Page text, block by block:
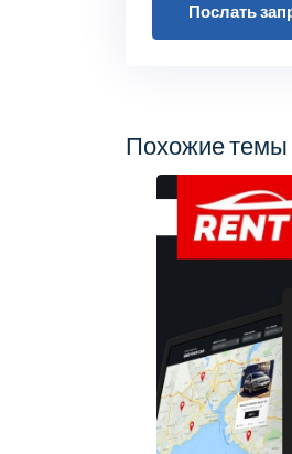
Послать
Похожие темы